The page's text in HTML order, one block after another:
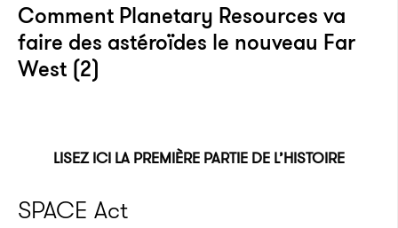
Comment Planetary Resources va
faire des astéroïdes le nouveau Far
West (2)
LISEZ ICI LA PREMIÈRE PARTIE DE L’HISTOIRE
SPACE Act